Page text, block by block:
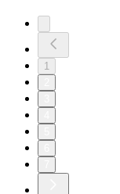
1